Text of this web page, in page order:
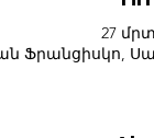
27
Ֆրանցիսկո,